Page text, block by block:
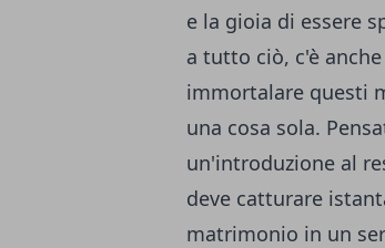
e la gioia di essere
a tutto ciò, c'è
immortalare questi
una cosa sola.
un'introduzione al
deve catturare
matrimonio in un